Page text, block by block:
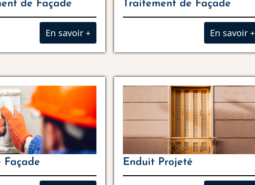
de Façade
En savoir +
Traitement de Façade
En savoir +
Façade Enduit Projeté